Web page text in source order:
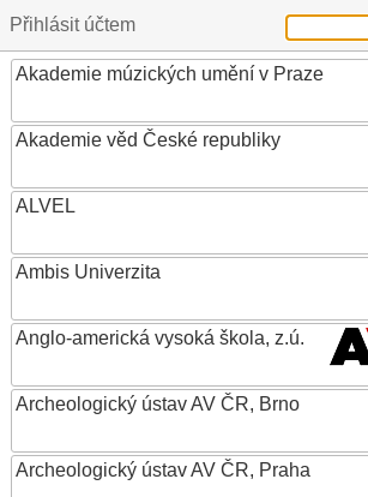
Přihlásit účtem
Akademie múzických umění v Praze
Akademie věd České republiky
ALVEL
Ambis Univerzita
Anglo-americká vysoká škola, z.ú.
Archeologický ústav AV ČR, Brno
Archeologický ústav AV ČR, Praha